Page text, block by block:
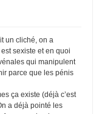
un cliché, on a
sexiste et en quoi
qui manipulent
parce que les pénis
ça existe (déjà c’est
a déjà pointé les